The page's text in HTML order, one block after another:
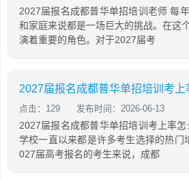
2027届报名成都普华单招培训老师 每
和家庭来说都是一场巨大的挑战。在这
演着重要的角色。对于2027届考
2027届报名成都普华单招培训考上
点击：129 发布时间：2026-06-13
2027届报名成都普华单招培训考上率
学校一直以来都是许多考生选择的热门
027届高考报名的考生来说，成都